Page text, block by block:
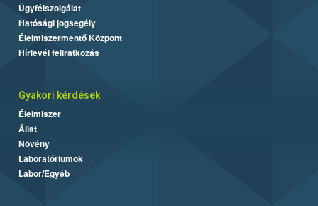
Ügyfélszolgálat
Hatósági jogsegély
Élelmiszermentő Központ
Hírlevél feliratkozás
Gyakori kérdések
Élelmiszer
Állat
Növény
Laboratóriumok
Labor/Egyéb